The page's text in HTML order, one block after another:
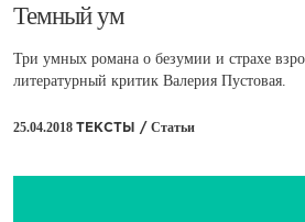
​Темный ум
Три умных романа о безумии и страхе
литературный критик Валерия Пустовая.
25.04.2018 ТЕКСТЫ / Статьи